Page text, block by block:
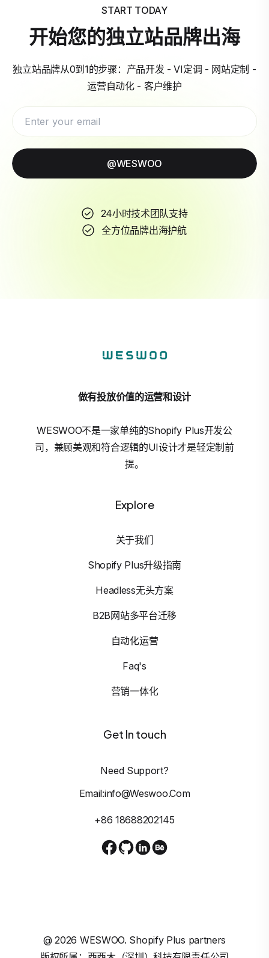
START TODAY
开始您的独立站品牌出海
独立站品牌从0到1的步骤：产品开发 - VI定调 - 网站定制 -
运营自动化 - 客户维护
@WESWOO
24小时技术团队支持
全方位品牌出海护航
做有投放价值的运营和设计
WESWOO不是一家单纯的Shopify Plus开发公
司，兼顾美观和符合逻辑的UI设计才是轻定制前
提。
Explore
关于我们
Shopify Plus升级指南
Headless无头方案
B2B网站多平台迁移
自动化运营
Faq's
营销一体化
Get In touch
Need Support?
Email:info@weswoo.com
+86 18688202145
@2026 WESWOO. Shopify Plus partners